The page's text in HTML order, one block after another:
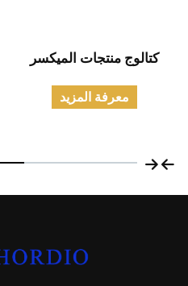
كتالوج منتجات الميكسر
معرفة المزيد